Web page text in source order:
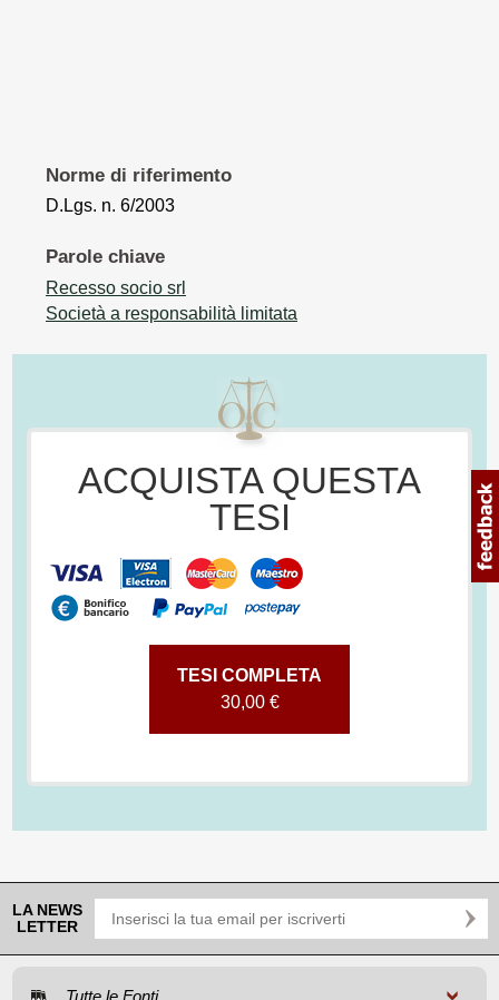
Norme di riferimento
D.Lgs. n. 6/2003
Parole chiave
Recesso socio srl
Società a responsabilità limitata
ACQUISTA QUESTA
TESI
TESI COMPLETA
30,00 €
LA NEWS
LETTER